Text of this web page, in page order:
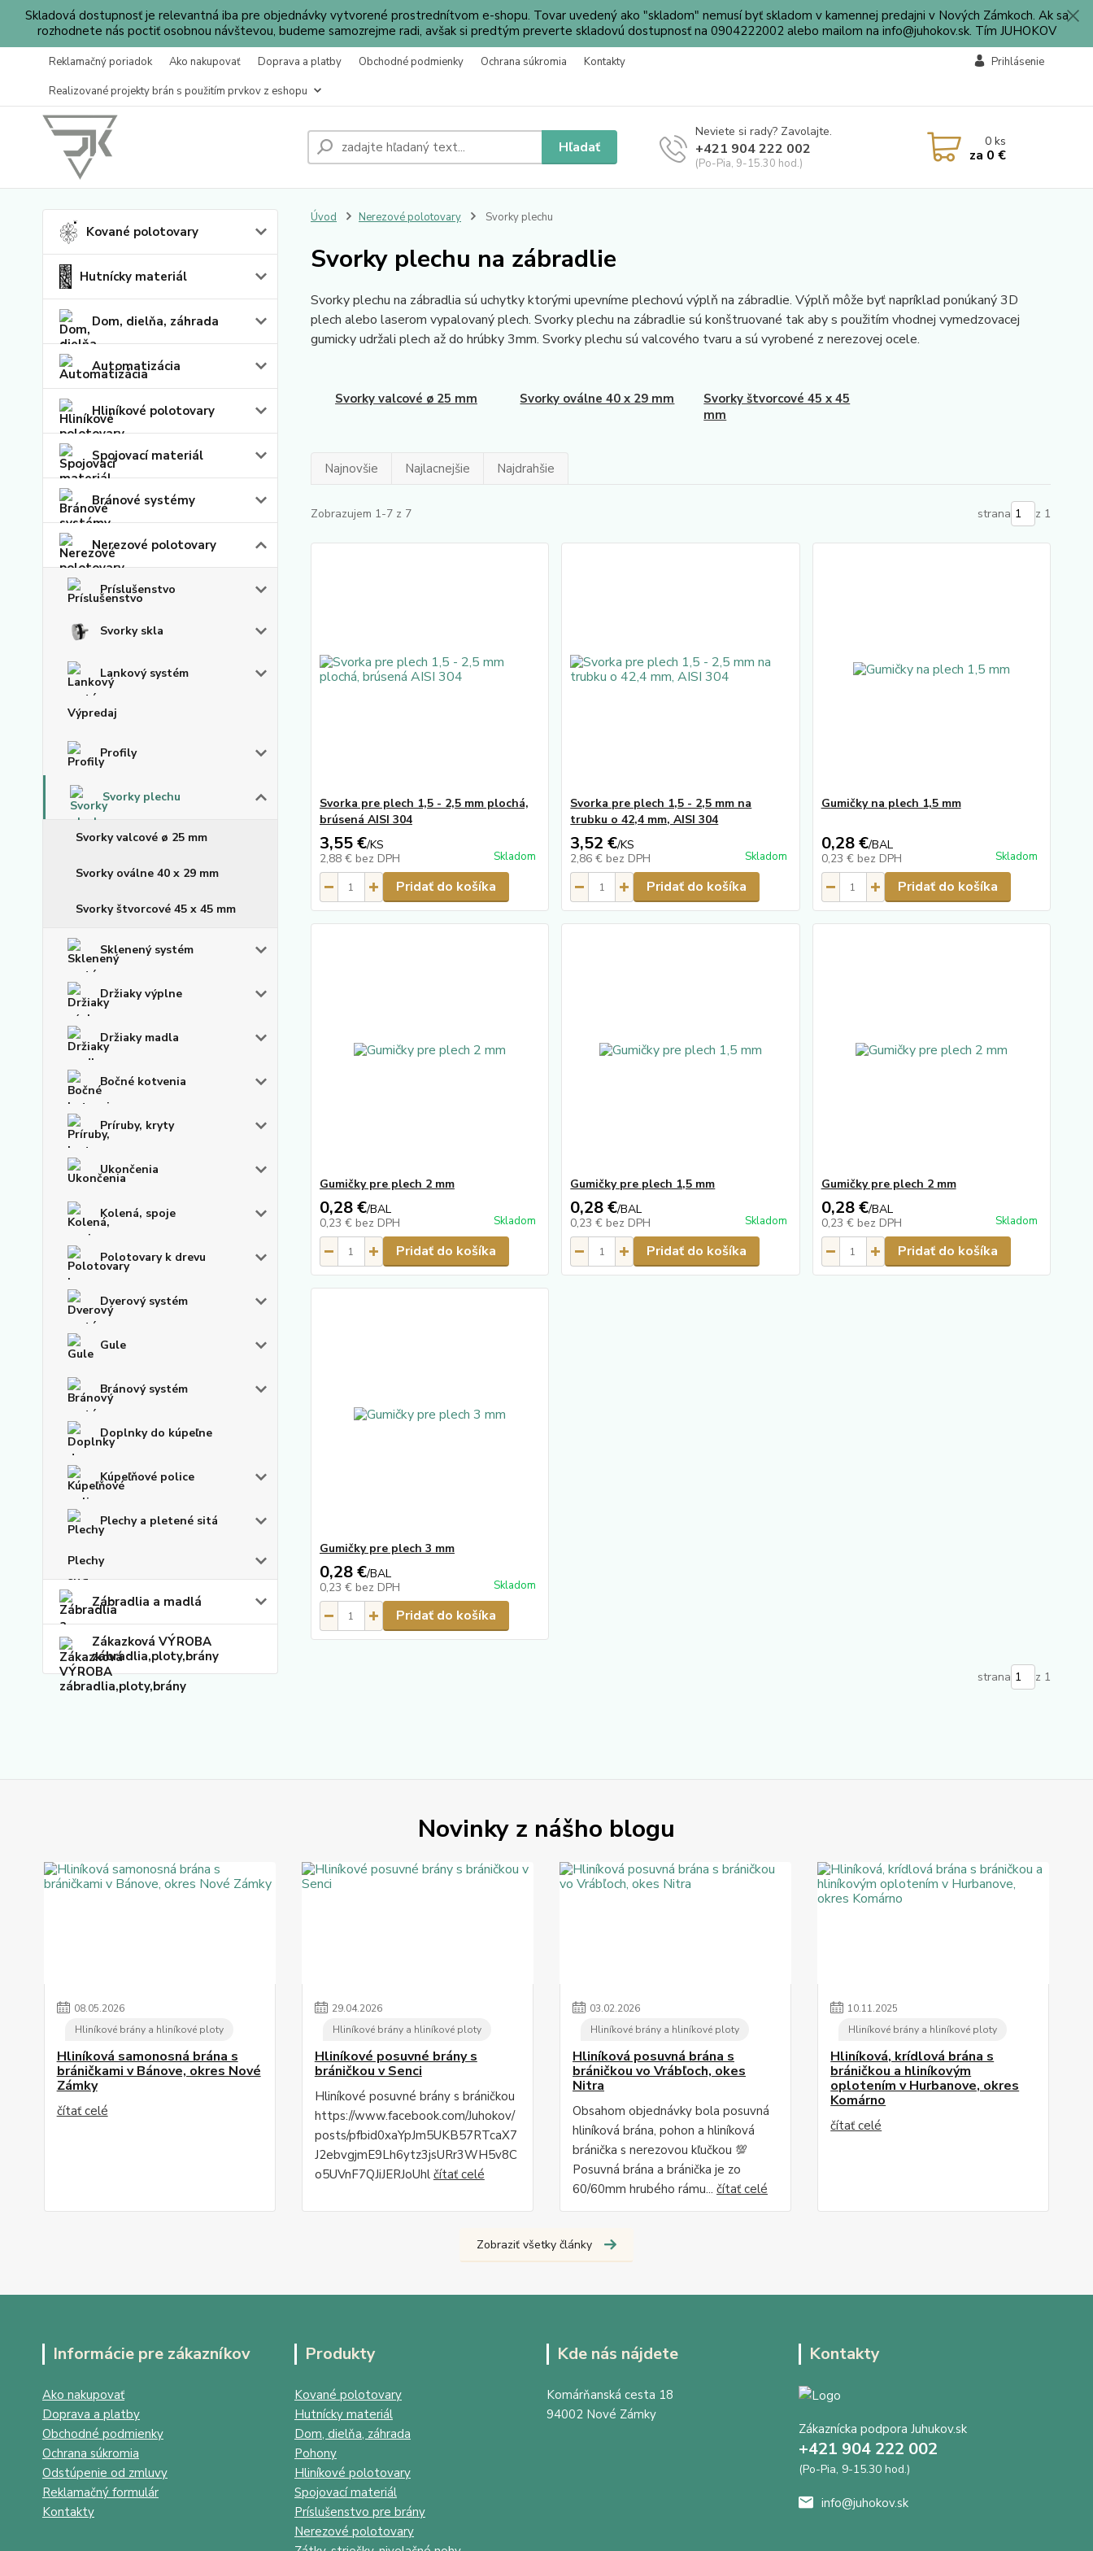
Skladová dostupnosť je relevantná iba pre objednávky vytvorené prostrednítvom e-shopu. Tovar uvedený ako "skladom" nemusí byť skladom v kamennej predajni v Nových Zámkoch. Ak sa
rozhodnete nás poctiť osobnou návštevou, budeme samozrejme radi, avšak si predtým preverte skladovú dostupnosť na 0904222002 alebo mailom na info@juhokov.sk. Tím JUHOKOV
Reklamačný poriadok Ako nakupovať Doprava a platby Obchodné podmienky Ochrana súkromia
Kontakty
Realizované projekty brán s použitím prvkov z eshopu
Prihlásenie
Hľadať
Neviete si rady? Zavolajte.
+421 904 222 002
(Po-Pia, 9-15.30 hod.)
0ks
za 0 €
Kované polotovary
Hutnícky materiál
Dom, dielňa, záhrada
Automatizácia
Hliníkové polotovary
Spojovací materiál
Bránové systémy
Nerezové polotovary
Príslušenstvo
Svorky skla
Lankový systém
Výpredaj
Profily
Svorky plechu
Svorky valcové ø 25 mm
Svorky oválne 40 x 29 mm
Svorky štvorcové 45 x 45 mm
Sklenený systém
Držiaky výplne
Držiaky madla
Bočné kotvenia
Príruby, kryty
Ukončenia
Kolená, spoje
Polotovary k drevu
Dverový systém
Gule
Bránový systém
Doplnky do kúpeľne
Kúpeľňové police
Plechy a pletené sitá
Plechy
Zábradlia a madlá
Zákazková VÝROBA
zábradlia,ploty,brány
Úvod Nerezové polotovary Svorky plechu
Svorky plechu na zábradlie
Svorky plechu na zábradlia sú uchytky ktorými upevníme plechovú výplň na zábradlie. Výplň môže byť napríklad ponúkaný 3D
plech alebo laserom vypalovaný plech. Svorky plechu na zábradlie sú konštruované tak aby s použitím vhodnej vymedzovacej
gumicky udržali plech až do hrúbky 3mm. Svorky plechu sú valcového tvaru a sú vyrobené z nerezovej ocele.
Svorky valcové ø 25 mm Svorky oválne 40 x 29 mm
Svorky štvorcové 45 x 45
mm
Najnovšie Najlacnejšie Najdrahšie
Zobrazujem 1-7 z 7 strana z 1
Svorka pre plech 1,5 - 2,5 mm plochá,
brúsená AISI 304
3,55 €/KS
2,88 € bez DPH Skladom
Pridať do košíka
Svorka pre plech 1,5 - 2,5 mm na
trubku o 42,4 mm, AISI 304
3,52 €/KS
2,86 € bez DPH Skladom
Pridať do košíka
Gumičky na plech 1,5 mm
0,28 €/BAL
0,23 € bez DPH Skladom
Pridať do košíka
Gumičky pre plech 2 mm
0,28 €/BAL
0,23 € bez DPH Skladom
Pridať do košíka
Gumičky pre plech 1,5 mm
0,28 €/BAL
0,23 € bez DPH Skladom
Pridať do košíka
Gumičky pre plech 2 mm
0,28 €/BAL
0,23 € bez DPH Skladom
Pridať do košíka
Gumičky pre plech 3 mm
0,28 €/BAL
0,23 € bez DPH Skladom
Pridať do košíka
strana z 1
Novinky z nášho blogu
08.05.2026
Hliníkové brány a hliníkové ploty
Hliníková samonosná brána s
bráničkami v Bánove, okres Nové
Zámky
čítať celé
29.04.2026
Hliníkové brány a hliníkové ploty
Hliníkové posuvné brány s
bráničkou v Senci
Hliníkové posuvné brány s bráničkou
https://www.facebook.com/Juhokov/
posts/pfbid0xaYpJm5UKB57RTcaX7
J2ebvgjmE9Lh6ytz3jsURr3WH5v8C
o5UVnF7QJiJERJoUhl čítať celé
03.02.2026
Hliníkové brány a hliníkové ploty
Hliníková posuvná brána s
bráničkou vo Vrábľoch, okes
Nitra
Obsahom objednávky bola posuvná
hliníková brána, pohon a hliníková
bránička s nerezovou kľučkou 💯
Posuvná brána a bránička je zo
60/60mm hrubého rámu... čítať celé
10.11.2025
Hliníkové brány a hliníkové ploty
Hliníková, krídlová brána s
bráničkou a hliníkovým
oplotením v Hurbanove, okres
Komárno
čítať celé
Zobraziť všetky články
Informácie pre zákazníkov
Ako nakupovať
Doprava a platby
Obchodné podmienky
Ochrana súkromia
Odstúpenie od zmluvy
Reklamačný formulár
Kontakty
Produkty
Kované polotovary
Hutnícky materiál
Dom, dielňa, záhrada
Pohony
Hliníkové polotovary
Spojovací materiál
Príslušenstvo pre brány
Nerezové polotovary
Kde nás nájdete
Komárňanská cesta 18
94002 Nové Zámky
Kontakty
Zákaznícka podpora Juhukov.sk
+421 904 222 002
(Po-Pia, 9-15.30 hod.)
info@juhokov.sk